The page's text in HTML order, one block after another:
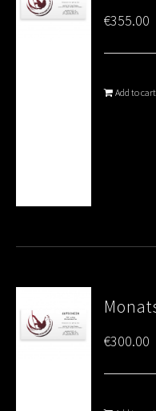
€355.00
Add to cart
€300.00